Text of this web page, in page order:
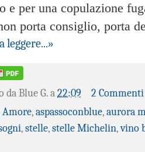
e per una copulazione
porta consiglio, porta
leggere...»
da Blue G. a 22:09
2 Commenti
Amore, aspassoconblue, aurora
, stelle, stelle Michelin,vino